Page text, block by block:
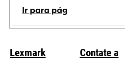
Ir para pág
Lexmark
Contate a